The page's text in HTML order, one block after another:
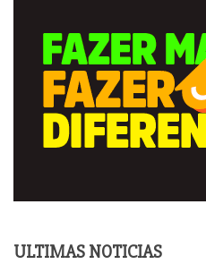
ULTIMAS NOTICIAS